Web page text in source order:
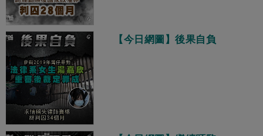
【今日網圖】後果自負